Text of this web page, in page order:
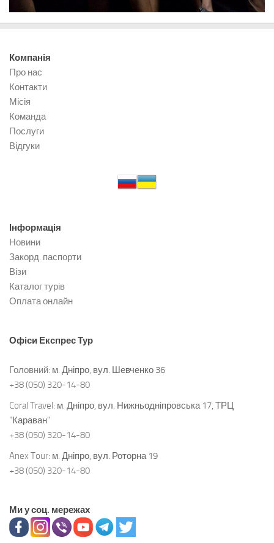
Компанія
Про нас
Контакти
Місія
Команда
Послуги
Відгуки
Інформація
Новини
Закорд. паспорти
Візи
Каталог турів
Оплата онлайн
Офіси Експрес Тур
Головний: м. Дніпро, вул. Шевченко 36
+38 (050) 320-14-80
Coral Travel: м. Дніпро, вул. Нижньодніпровська 17, ТРЦ
"Караван"
+38 (050) 320-14-80
Anex Tour: м. Дніпро, вул. Роторна 19
+38 (050) 320-14-80
Ми у соц. мережах